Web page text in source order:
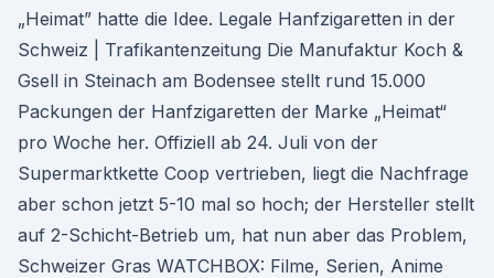
„Heimat” hatte die Idee. Legale Hanfzigaretten in der
Schweiz | Trafikantenzeitung Die Manufaktur Koch &
Gsell in Steinach am Bodensee stellt rund 15.000
Packungen der Hanfzigaretten der Marke „Heimat“
pro Woche her. Offiziell ab 24. Juli von der
Supermarktkette Coop vertrieben, liegt die Nachfrage
aber schon jetzt 5-10 mal so hoch; der Hersteller stellt
auf 2-Schicht-Betrieb um, hat nun aber das Problem,
Schweizer Gras WATCHBOX: Filme, Serien, Anime